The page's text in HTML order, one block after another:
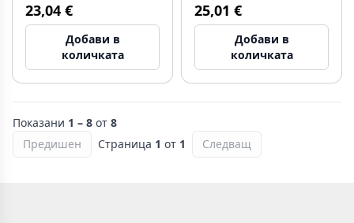
23,04 €
Добави в
количката
25,01 €
Добави в
количката
Показани 1 – 8 от 8
Предишен
Страница 1 от 1 Следващ